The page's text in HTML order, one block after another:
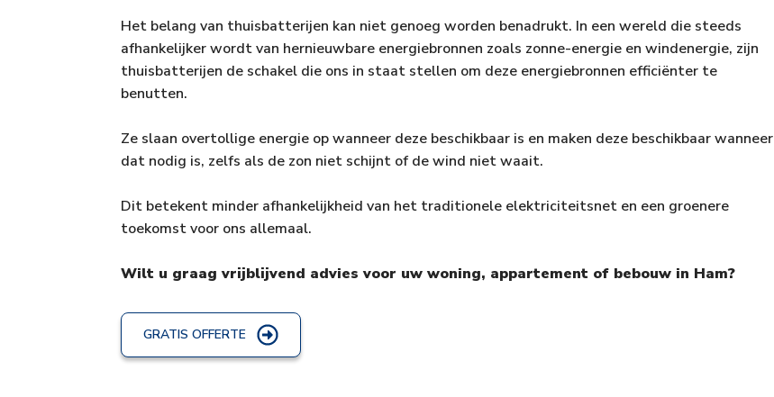
Het belang van thuisbatterijen kan niet genoeg worden benadrukt. In een wereld die steeds
afhankelijker wordt van hernieuwbare energiebronnen zoals zonne-energie en windenergie, zijn
thuisbatterijen de schakel die ons in staat stellen om deze energiebronnen efficiënter te
benutten.
Ze slaan overtollige energie op wanneer deze beschikbaar is en maken deze beschikbaar wanneer
dat nodig is, zelfs als de zon niet schijnt of de wind niet waait.
Dit betekent minder afhankelijkheid van het traditionele elektriciteitsnet en een groenere
toekomst voor ons allemaal.
Wilt u graag vrijblijvend advies voor uw woning, appartement of bebouw in Ham?
GRATIS OFFERTE